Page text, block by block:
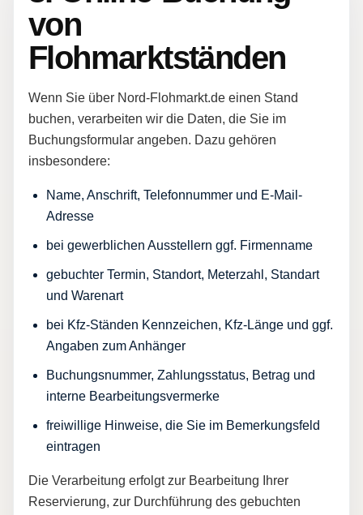
von
Flohmarktständen
Wenn Sie über Nord-Flohmarkt.de einen Stand
buchen, verarbeiten wir die Daten, die Sie im
Buchungsformular angeben. Dazu gehören
insbesondere:
Name, Anschrift, Telefonnummer und E-Mail-
Adresse
bei gewerblichen Ausstellern ggf. Firmenname
gebuchter Termin, Standort, Meterzahl, Standart
und Warenart
bei Kfz-Ständen Kennzeichen, Kfz-Länge und ggf.
Angaben zum Anhänger
Buchungsnummer, Zahlungsstatus, Betrag und
interne Bearbeitungsvermerke
freiwillige Hinweise, die Sie im Bemerkungsfeld
eintragen
Die Verarbeitung erfolgt zur Bearbeitung Ihrer
Reservierung, zur Durchführung des gebuchten